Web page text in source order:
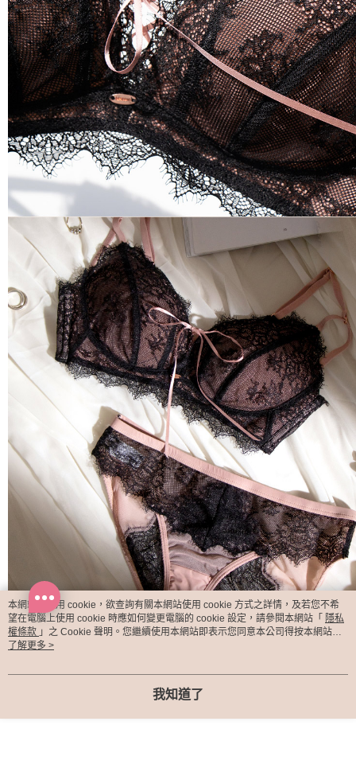
本網站中使用 cookie，欲查詢有關本網站使用 cookie 方式之詳情，及若您不希
望在電腦上使用 cookie 時應如何變更電腦的 cookie 設定，請參閱本網站「 隱私
權條款 」之 Cookie 聲明。您繼續使用本網站即表示您同意本公司得按本網站使
用條款之 Cookie 聲明使用 cookie。
了解更多 >
我知道了